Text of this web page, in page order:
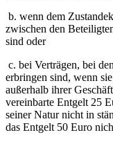
b. wenn dem
zwischen den
sind oder
c. bei Verträgen, bei
erbringen sind, wenn
außerhalb ihrer
vereinbarte Entgelt 25
seiner Natur nicht in
das Entgelt 50 Euro